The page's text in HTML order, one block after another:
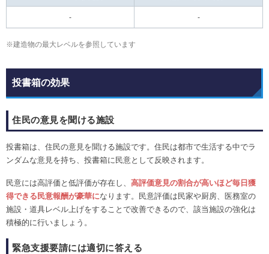
- -
※建造物の最大レベルを参照しています
投書箱の効果
住民の意見を聞ける施設
投書箱は、住民の意見を聞ける施設です。住民は都市で生活する中でラ
ンダムな意見を持ち、投書箱に民意として反映されます。
民意には高評価と低評価が存在し、 高評価意見の割合が高いほど毎日獲
得できる民意報酬が豪華になります。民意評価は民家や厨房、医務室の
施設・道具レベル上げをすることで改善できるので、該当施設の強化は
積極的に行いましょう。
緊急支援要請には適切に答える